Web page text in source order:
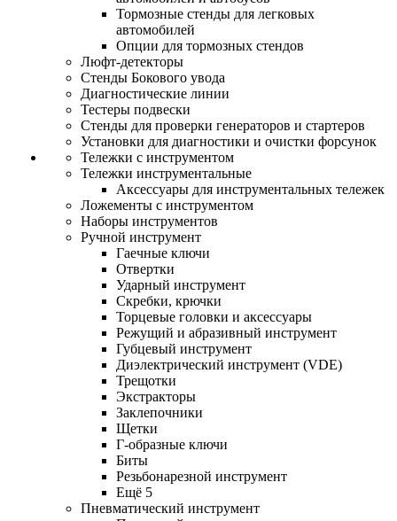
Тормозные стенды для легковых
автомобилей
Опции для тормозных стендов
Люфт-детекторы
Стенды Бокового увода
Диагностические линии
Тестеры подвески
Стенды для проверки генераторов и стартеров
Установки для диагностики и очистки форсунок
Тележки с инструментом
Тележки инструментальные
Аксессуары для инструментальных тележек
Ложементы с инструментом
Наборы инструментов
Ручной инструмент
Гаечные ключи
Отвертки
Ударный инструмент
Скребки, крючки
Торцевые головки и аксессуары
Режущий и абразивный инструмент
Губцевый инструмент
Диэлектрический инструмент (VDE)
Трещотки
Экстракторы
Заклепочники
Щетки
Г-образные ключи
Биты
Резьбонарезной инструмент
Ещё 5
Пневматический инструмент